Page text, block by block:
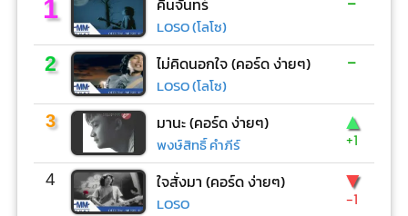
1 คืนจันทร์
LOSO (โลโซ)
2 ไม่คิดนอกใจ (คอร์ด ง่ายๆ)
LOSO (โลโซ)
-
3 มานะ (คอร์ด ง่ายๆ)
พงษ์สิทธิ์ คำภีร์
▲
+1
4 ใจสั่งมา (คอร์ด ง่ายๆ)
LOSO
▼
-1